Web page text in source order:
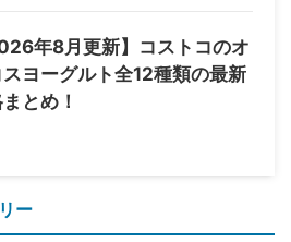
年8月更新】コストコのオ
スヨーグルト全12種類の最新
とめ！
ー